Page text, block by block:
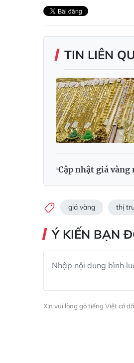
TIN LIÊN
Cập nhật giá
giá vàng thị
Ý KIẾN BẠN
Xin vui lòng gõ tiếng Việt có